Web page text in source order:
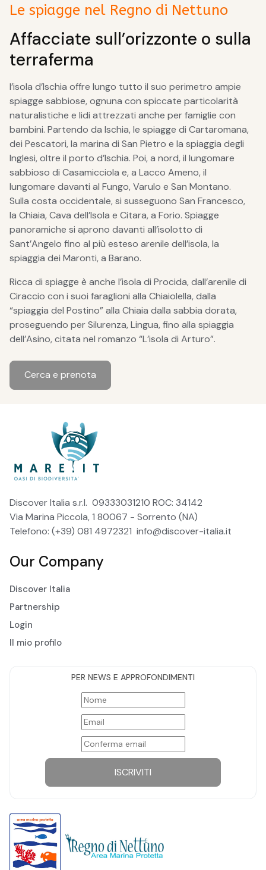
Le spiagge nel Regno di Nettuno
Affacciate sull’orizzonte o sulla
terraferma
l’isola d’Ischia offre lungo tutto il suo perimetro ampie
spiagge sabbiose, ognuna con spiccate particolarità
naturalistiche e lidi attrezzati anche per famiglie con
bambini. Partendo da Ischia, le spiagge di Cartaromana,
dei Pescatori, la marina di San Pietro e la spiaggia degli
Inglesi, oltre il porto d’Ischia. Poi, a nord, il lungomare
sabbioso di Casamicciola e, a Lacco Ameno, il
lungomare davanti al Fungo, Varulo e San Montano.
Sulla costa occidentale, si susseguono San Francesco,
la Chiaia, Cava dell’Isola e Citara, a Forio. Spiagge
panoramiche si aprono davanti all’isolotto di
Sant’Angelo fino al più esteso arenile dell’isola, la
spiaggia dei Maronti, a Barano.
Ricca di spiagge è anche l’isola di Procida, dall’arenile di
Ciraccio con i suoi faraglioni alla Chiaiolella, dalla
“spiaggia del Postino” alla Chiaia dalla sabbia dorata,
proseguendo per Silurenza, Lingua, fino alla spiaggia
dell’Asino, citata nel romanzo “L’isola di Arturo”.
Cerca e prenota
Discover Italia s.r.l. 09333031210 ROC: 34142
Via Marina Piccola, 1 80067 - Sorrento (NA)
Telefono: (+39) 081 4972321 info@discover-italia.it
Our Company
Discover Italia
Partnership
Login
Il mio profilo
PER NEWS E APPROFONDIMENTI
ISCRIVITI